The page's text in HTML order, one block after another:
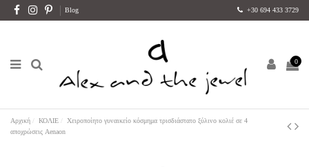
Blog +30 694 433 3729
0
Αρχική ΚΟΛΙΕ
Χειροποίητο γυναικείο κόσμημα τρισδιάστατο ξύλινο κολιέ σε 4
αποχρώσεις Aenaon